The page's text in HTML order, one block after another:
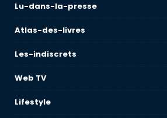
Lu-dans-la-presse
Atlas-des-livres
Les-indiscrets
Web TV
Lifestyle